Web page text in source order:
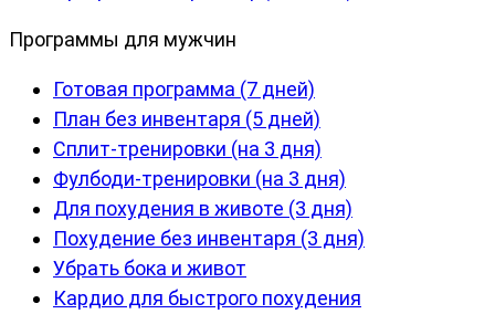
Программы для мужчин
Готовая программа (7 дней)
План без инвентаря (5 дней)
Сплит-тренировки (на 3 дня)
Фулбоди-тренировки (на 3 дня)
Для похудения в животе (3 дня)
Похудение без инвентаря (3 дня)
Убрать бока и живот
Кардио для быстрого похудения